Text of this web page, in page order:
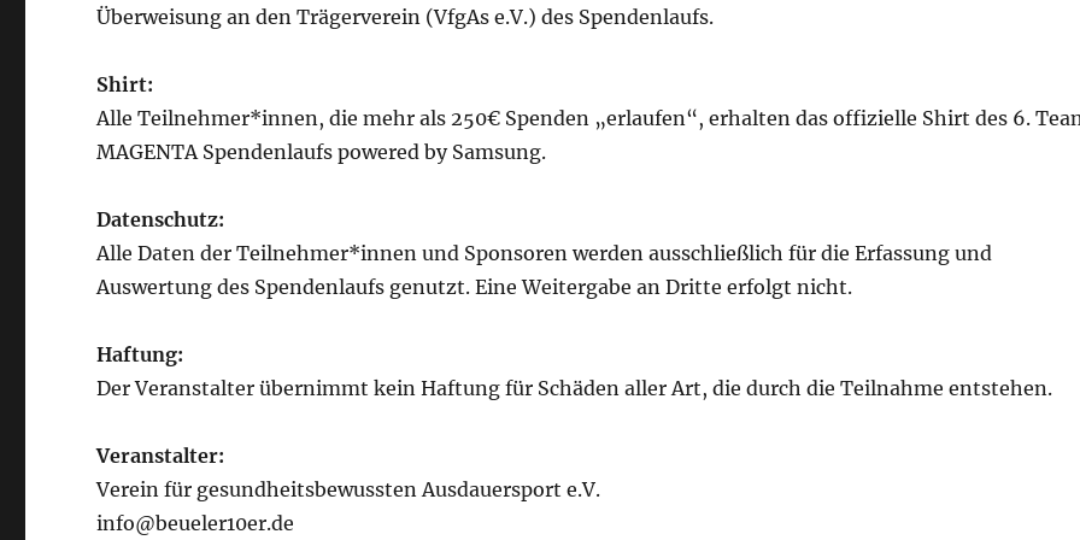
Überweisung an den Trägerverein (VfgAs e.V.) des Spendenlaufs.
Shirt:
Alle Teilnehmer*innen, die mehr als 250€ Spenden „erlaufen“, erhalten das offizielle Shirt des 6.
MAGENTA Spendenlaufs powered by Samsung.
Datenschutz:
Alle Daten der Teilnehmer*innen und Sponsoren werden ausschließlich für die Erfassung und
Auswertung des Spendenlaufs genutzt. Eine Weitergabe an Dritte erfolgt nicht.
Haftung:
Der Veranstalter übernimmt kein Haftung für Schäden aller Art, die durch die Teilnahme entstehen.
Veranstalter:
Verein für gesundheitsbewussten Ausdauersport e.V.
info@beueler10er.de